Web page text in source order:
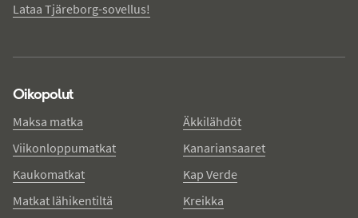
Lataa Tjäreborg-sovellus!
Oikopolut
Maksa matka
Viikonloppumatkat
Kaukomatkat
Matkat lähikentiltä
Äkkilähdöt
Kanariansaaret
Kap Verde
Kreikka